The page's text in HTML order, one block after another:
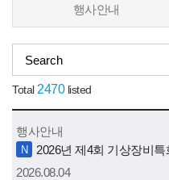
행사안내
Total 2470listed
색
어
입
력
행사안내
N
제
목
2026년 제4회 기상장비
2026.08.04